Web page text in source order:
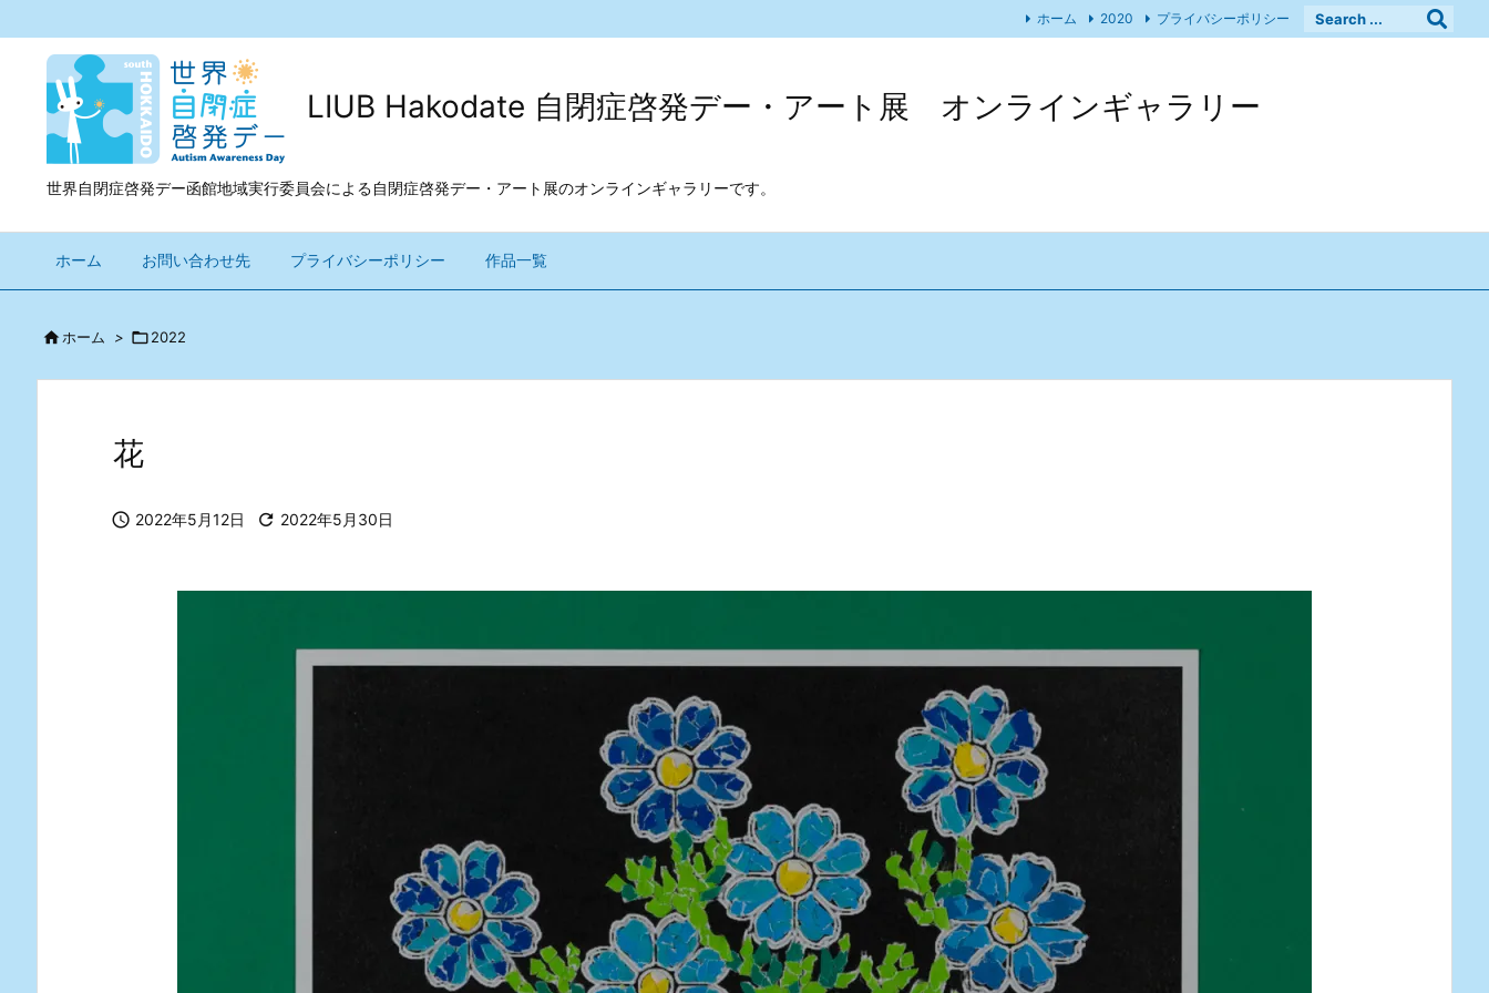
LIUB Hakodate 自閉症啓発デー・アート展 オンラインギャラリー
世界自閉症啓発デー函館地域実行委員会による自閉症啓発デー・アート展のオンラインギャラリーです。
ホーム お問い合わせ先 プライバシーポリシー 作品一覧
ホーム 2020 プライバシーポリシー
ホーム > 2022
花
 2022年5月12日  2022年5月30日